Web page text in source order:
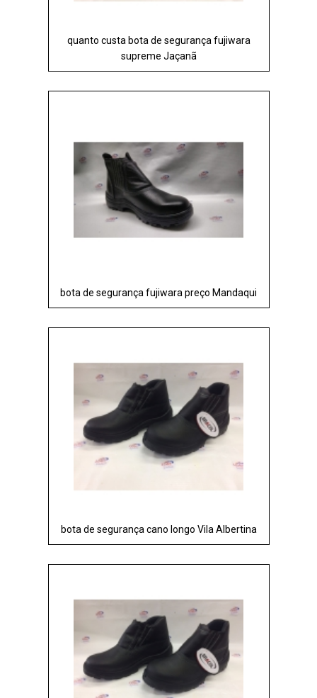
quanto custa bota de segurança fujiwara
supreme Jaçanã
bota de segurança fujiwara preço Mandaqui
bota de segurança cano longo Vila Albertina